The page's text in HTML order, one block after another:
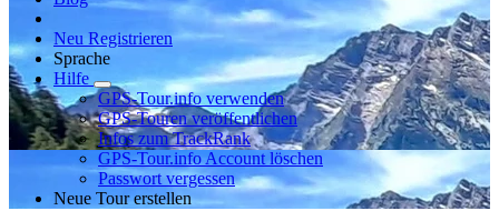
Neu Registrieren
Sprache
Hilfe
GPS-Tour.info verwenden
GPS-Touren veröffentlichen
Infos zum TrackRank
GPS-Tour.info Account löschen
Passwort vergessen
Neue Tour erstellen